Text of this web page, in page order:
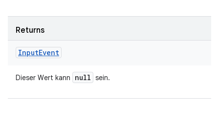
Returns
InputEvent
Dieser Wert kann null sein.